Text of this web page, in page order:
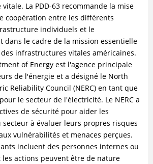
La PDD-63 recommande la mise
coopération entre les différents
individuels et le
dans le cadre de la mission essentielle
infrastructures vitales américaines.
of Energy est l'agence principale
de l'énergie et a désigné le North
Reliability Council (NERC) en tant que
le secteur de l'électricité. Le NERC a
de sécurité pour aider les
à évaluer leurs propres risques
vulnérabilités et menaces perçues.
incluent des personnes internes ou
actions peuvent être de nature